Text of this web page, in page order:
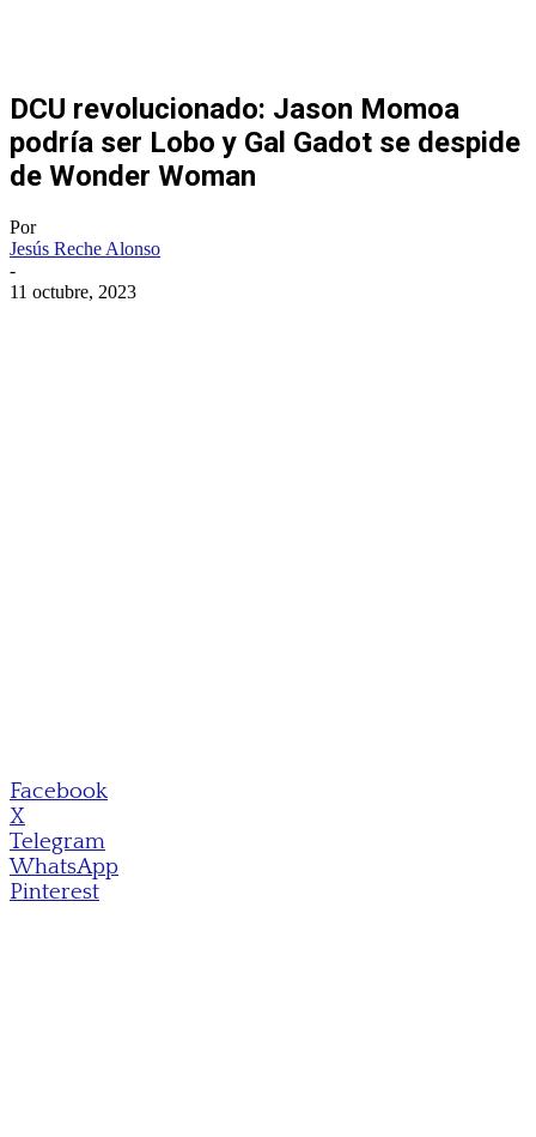
DCU revolucionado: Jason Momoa
podría ser Lobo y Gal Gadot se despide
de Wonder Woman
Por
Jesús Reche Alonso
-
11 octubre, 2023
Facebook
X
Telegram
WhatsApp
Pinterest